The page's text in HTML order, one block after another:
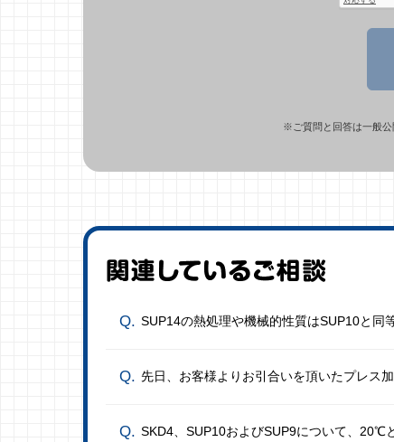
※ご質問と回答は一般公
SUP14の熱処理や機械的性質はSUP10と同
先日、お客様よりお引合いを頂いたプレス
SKD4、SUP10およびSUP9について、20℃